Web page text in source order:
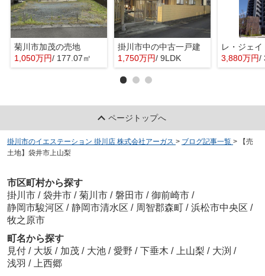
菊川市加茂の売地
1,050万円/ 177.07㎡
掛川市中の中古一戸建
1,750万円/ 9LDK
レ・ジェ
3,880万円/
ページトップへ
掛川市のイエステーション 掛川店 株式会社アーガス > ブログ記事一覧 >
【売
土地】袋井市上山梨
市区町村から探す
掛川市 / 袋井市 / 菊川市 / 磐田市 / 御前崎市 /
静岡市駿河区 / 静岡市清水区 / 周智郡森町 / 浜松市中央区 /
牧之原市
町名から探す
見付 / 大坂 / 加茂 / 大池 / 愛野 / 下垂木 / 上山梨 / 大渕 /
浅羽 /
上西郷